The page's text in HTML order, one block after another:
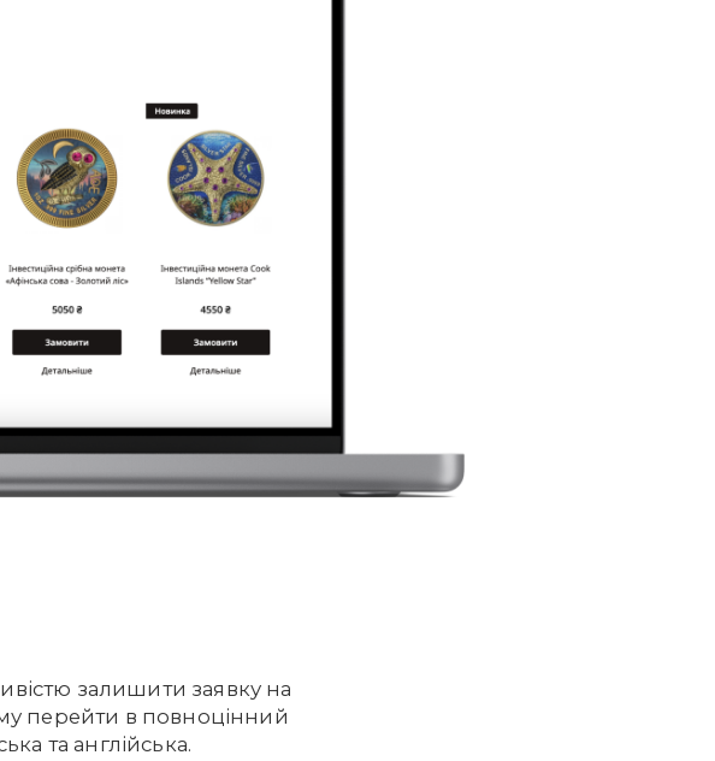
залишити заявку на
перейти в повноцінний
та англійська.